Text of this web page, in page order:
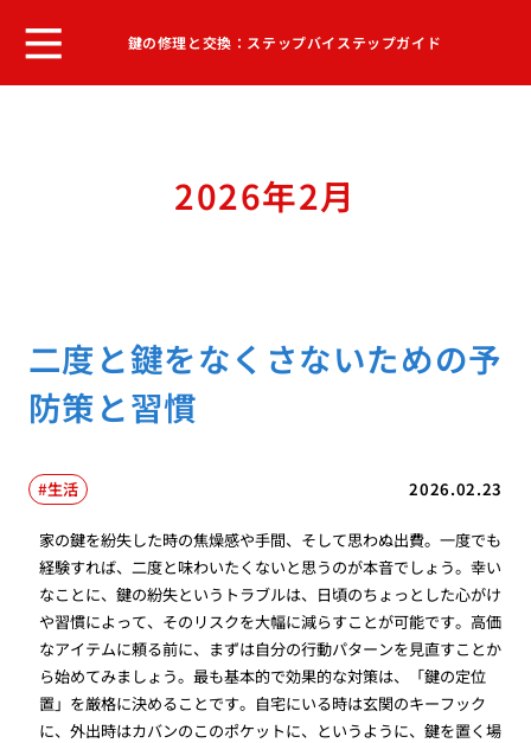
鍵の修理と交換：ステップバイステップガイド
2026年2月
二度と鍵をなくさないための予
防策と習慣
2026.02.23
生活
家の鍵を紛失した時の焦燥感や手間、そして思わぬ出費。一度でも
経験すれば、二度と味わいたくないと思うのが本音でしょう。幸い
なことに、鍵の紛失というトラブルは、日頃のちょっとした心がけ
や習慣によって、そのリスクを大幅に減らすことが可能です。高価
なアイテムに頼る前に、まずは自分の行動パターンを見直すことか
ら始めてみましょう。最も基本的で効果的な対策は、「鍵の定位
置」を厳格に決めることです。自宅にいる時は玄関のキーフック
に、外出時はカバンのこのポケットに、というように、鍵を置く場